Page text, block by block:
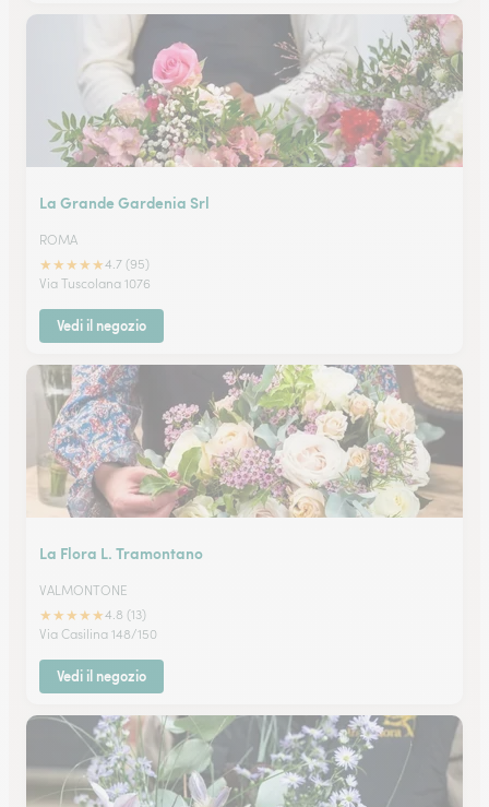
La Grande Gardenia Srl
ROMA
★★★★★4.7 (95)
Via Tuscolana 1076
Vedi il negozio
La Flora L. Tramontano
VALMONTONE
★★★★★4.8 (13)
Via Casilina 148/150
Vedi il negozio